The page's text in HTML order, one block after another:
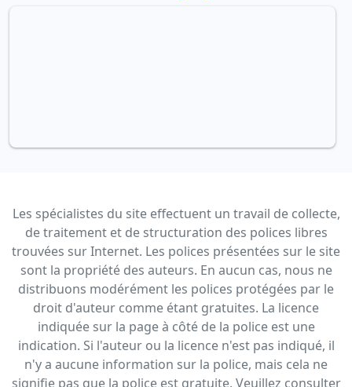
Les spécialistes du site effectuent un travail de collecte,
de traitement et de structuration des polices libres
trouvées sur Internet. Les polices présentées sur le site
sont la propriété des auteurs. En aucun cas, nous ne
distribuons modérément les polices protégées par le
droit d'auteur comme étant gratuites. La licence
indiquée sur la page à côté de la police est une
indication. Si l'auteur ou la licence n'est pas indiqué, il
n'y a aucune information sur la police, mais cela ne
signifie pas que la police est gratuite. Veuillez consulter